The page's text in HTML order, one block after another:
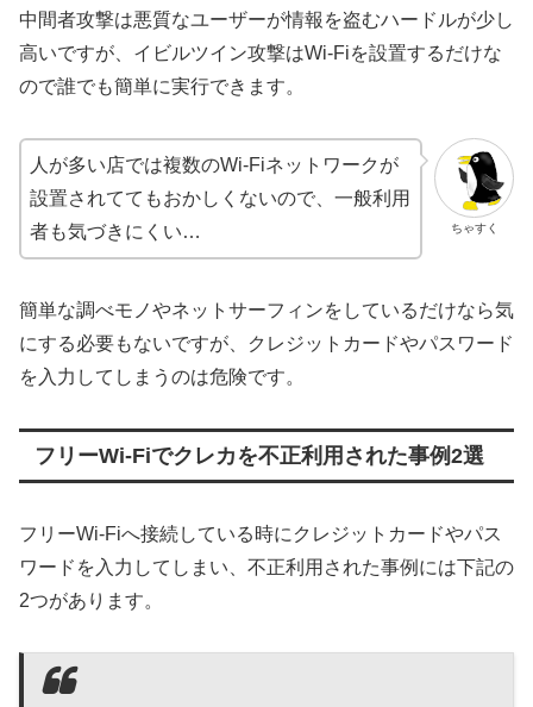
中間者攻撃は悪質なユーザーが情報を盗むハードルが少し
高いですが、イビルツイン攻撃はWi-Fiを設置するだけな
ので誰でも簡単に実行できます。
ちゃすく
人が多い店では複数のWi-Fiネットワークが
設置されててもおかしくないので、一般利用
者も気づきにくい…
簡単な調べモノやネットサーフィンをしているだけなら気
にする必要もないですが、クレジットカードやパスワード
を入力してしまうのは危険です。
フリーWi-Fiでクレカを不正利用された事例2選
フリーWi-Fiへ接続している時にクレジットカードやパス
ワードを入力してしまい、不正利用された事例には下記の
2つがあります。